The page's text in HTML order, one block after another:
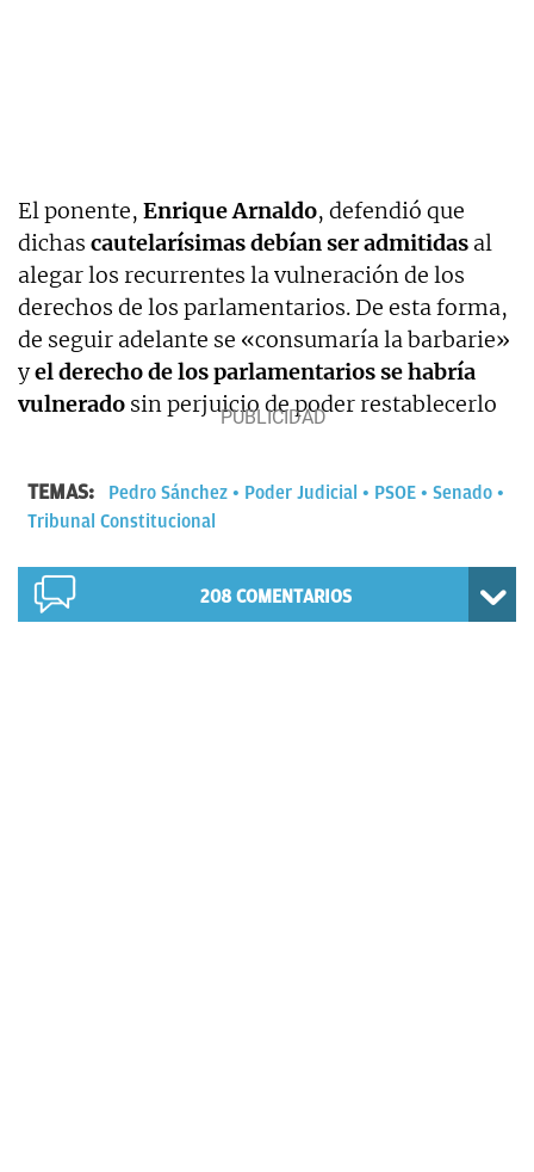
El ponente, Enrique Arnaldo, defendió que
dichas cautelarísimas debían ser admitidas al
alegar los recurrentes la vulneración de los
derechos de los parlamentarios. De esta forma,
de seguir adelante se «consumaría la barbarie»
yel derecho de los parlamentarios se habría
vulnerado sin perjuicio de poder restablecerlo
TEMAS: Pedro Sánchez Poder Judicial PSOE
Senado
Tribunal Constitucional
208 COMENTARIOS